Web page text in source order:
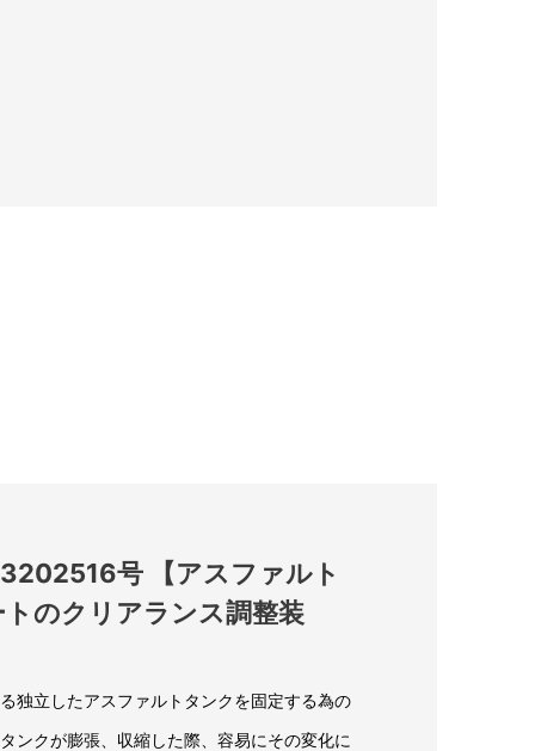
号 【アスファルト
のクリアランス調整装
立したアスファルトタンクを固定する為の
ンクが膨張、収縮した際、容易にその変化に